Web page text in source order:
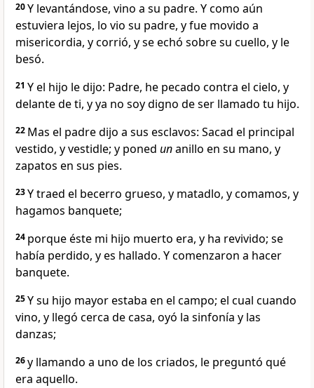
20Y levantándose, vino a su padre. Y como aún
estuviera lejos, lo vio su padre, y fue movido a
misericordia, y corrió, y se echó sobre su cuello, y le
besó.
21 Y el hijo le dijo: Padre, he pecado contra el cielo, y
delante de ti, y ya no soy digno de ser llamado tu hijo.
22 Mas el padre dijo a sus esclavos: Sacad el principal
vestido, y vestidle; y poned unanillo en su mano, y
zapatos en sus pies.
23Y traed el becerro grueso, y matadlo, y comamos, y
hagamos banquete;
24 porque éste mi hijo muerto era, y ha revivido; se
había perdido, y es hallado. Y comenzaron a hacer
banquete.
25Y su hijo mayor estaba en el campo; el cual cuando
vino, y llegó cerca de casa, oyó la sinfonía y las
danzas;
26y llamando a uno de los criados, le preguntó qué
era aquello.